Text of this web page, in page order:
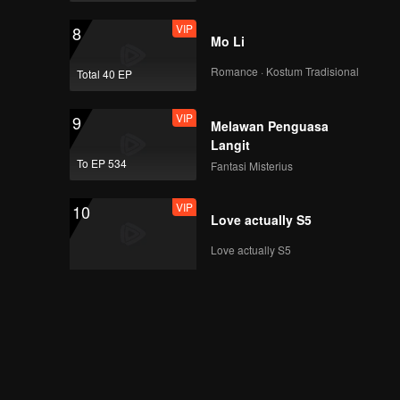
8
Total 40 EP
VIP
Mo Li
Romance · Kostum Tradisional
9
To EP 534
VIP
Melawan Penguasa
Langit
Fantasi Misterius
10 VIP
Love actually S5
Love actually S5